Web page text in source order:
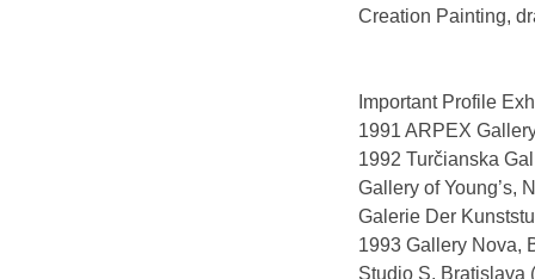
Creation Painting,
Important Profile
1991 ARPEX
1992 Turčianska
Gallery of Young’s,
Galerie Der
1993 Gallery Nova,
Studio S, Bratislava